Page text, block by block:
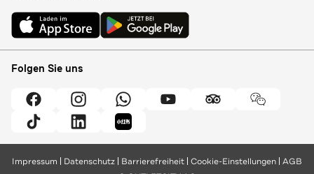
Folgen Sie uns
Impressum Datenschutz Barrierefreiheit Cookie-Einstellungen AGB